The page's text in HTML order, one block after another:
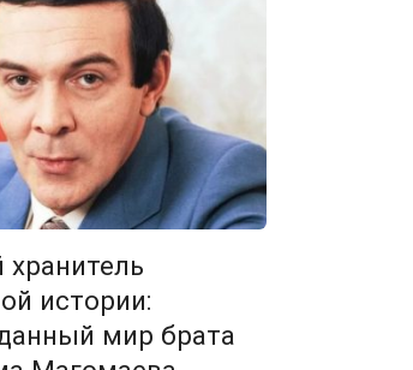
истории:
мир брата